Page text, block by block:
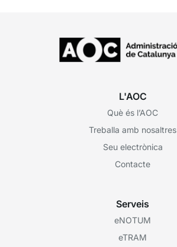
L'AOC
Què és l’AOC
Treballa amb nosaltres
Seu electrònica
Contacte
Serveis
eNOTUM
eTRAM